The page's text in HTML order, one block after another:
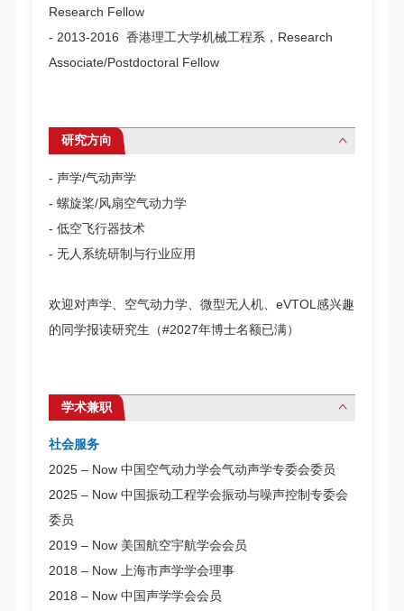
Research Fellow
- 2013-2016 香港理工大学机械工程系， Research
Associate/Postdoctoral Fellow
研究方向
- 声学/气动声学
- 螺旋桨/风扇空气动力学
- 低空飞行器技术
- 无人系统研制与行业应用
欢迎对声学、空气动力学、微型无人机、eVTOL感兴趣
的同学报读研究生（#2027年博士名额已满）
学术兼职
社会服务
2025 – Now 中国空气动力学会气动声学专委会委员
2025 – Now 中国振动工程学会振动与噪声控制专委会
委员
2019 – Now 美国航空宇航学会会员
2018 – Now 上海市声学学会理事
2018 – Now 中国声学学会会员